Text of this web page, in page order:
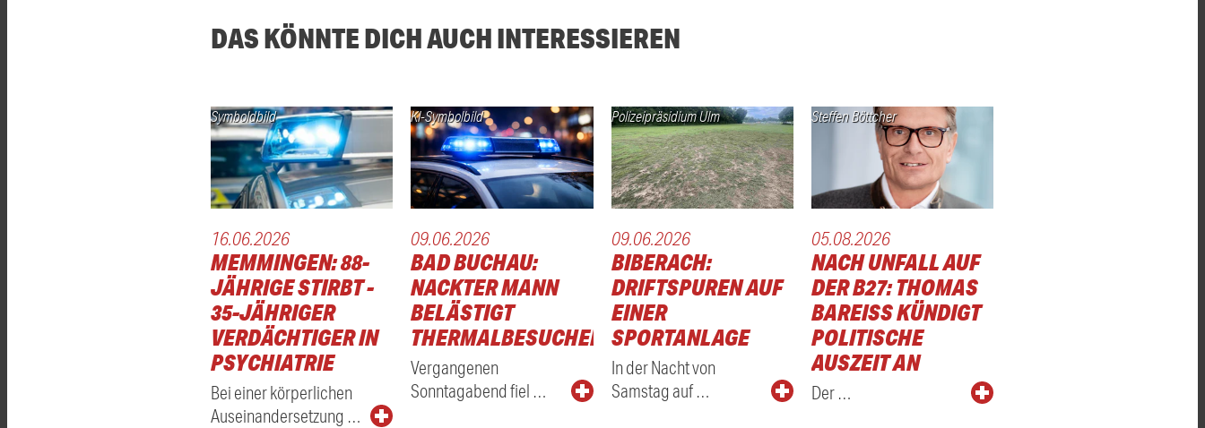
DAS KÖNNTE DICH AUCH INTERESSIEREN
Symboldbild
16.06.2026
MEMMINGEN: 88-
JÄHRIGE STIRBT -
35-JÄHRIGER
VERDÄCHTIGER IN
PSYCHIATRIE
Bei einer körperlichen
Auseinandersetzung …
KI-Symbolbild
09.06.2026
BAD BUCHAU:
NACKTER MANN
BELÄSTIGT
THERMALBESUCHER
Vergangenen
Sonntagabend fiel …
Polizeipräsidium Ulm
09.06.2026
BIBERACH:
DRIFTSPUREN AUF
EINER
SPORTANLAGE
In der Nacht von
Samstag auf …
Steffen Böttcher
05.08.2026
NACH UNFALL AUF
DER B27: THOMAS
BAREISS KÜNDIGT P
OLITISCHE A
USZEIT AN
Der …